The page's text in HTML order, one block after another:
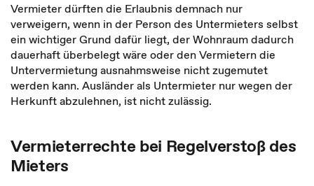
Vermieter dürften die Erlaubnis demnach nur
verweigern, wenn in der Person des Untermieters selbst
ein wichtiger Grund dafür liegt, der Wohnraum dadurch
dauerhaft überbelegt wäre oder den Vermietern die
Untervermietung ausnahmsweise nicht zugemutet
werden kann. Ausländer als Untermieter nur wegen der
Herkunft abzulehnen, ist nicht zulässig.
Vermieterrechte bei Regelverstoß des
Mieters